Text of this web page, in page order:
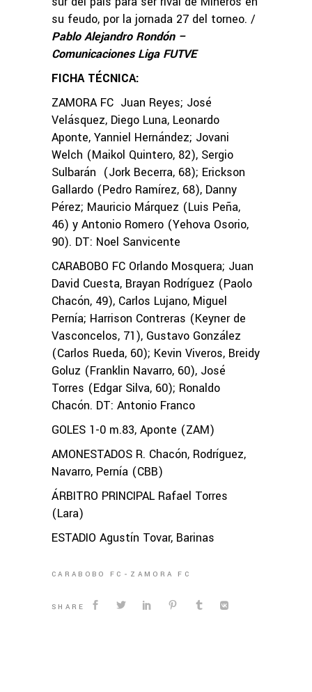
su feudo, por la jornada 27 del torneo. /
Pablo Alejandro Rondón –
Comunicaciones Liga FUTVE
FICHA TÉCNICA:
ZAMORA FC Juan Reyes; José
Velásquez, Diego Luna, Leonardo
Aponte, Yanniel Hernández; Jovani
Welch (Maikol Quintero, 82), Sergio
Sulbarán (Jork Becerra, 68); Erickson
Gallardo (Pedro Ramírez, 68), Danny
Pérez; Mauricio Márquez (Luis Peña,
46) y Antonio Romero (Yehova Osorio,
90). DT: Noel Sanvicente
CARABOBO FC Orlando Mosquera; Juan
David Cuesta, Brayan Rodríguez (Paolo
Chacón, 49), Carlos Lujano, Miguel
Pernía; Harrison Contreras (Keyner de
Vasconcelos, 71), Gustavo González
(Carlos Rueda, 60); Kevin Viveros, Breidy
Goluz (Franklin Navarro, 60), José
Torres (Edgar Silva, 60); Ronaldo
Chacón. DT: Antonio Franco
GOLES 1-0 m.83, Aponte (ZAM)
AMONESTADOS R. Chacón, Rodríguez,
Navarro, Pernía (CBB)
ÁRBITRO PRINCIPAL Rafael Torres
(Lara)
ESTADIO Agustín Tovar, Barinas
CARABOBO FC ZAMORA FC
SHARE